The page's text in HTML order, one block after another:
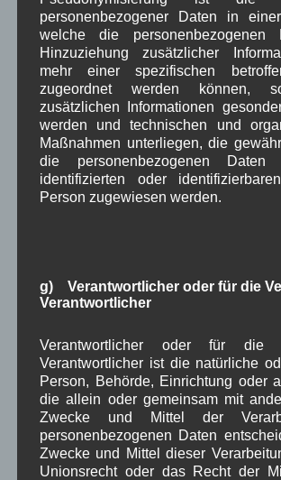
in Wallgau Dorfleben
Schlittenhunderennen
Im
vom
in Wallgau,Pressespiegel
Internationales
Schlittenhunderennen
Auch
hofft
personenbezogener Daten in
welche die personenbezogenen
Hinzuziehung zusätzlicher
mehr einer spezifischen
zugeordnet werden können,
zusätzlichen Informationen
werden und technischen und
Maßnahmen unterliegen, die
die personenbezogenen
identifizierten oder
Person zugewiesen werden.
g) Verantwortlicher oder für die
Verantwortlicher
Verantwortlicher oder für die
Verantwortlicher ist die natürliche
Person, Behörde, Einrichtung oder
die allein oder gemeinsam mit
Zwecke und Mittel der
personenbezogenen Daten
Zwecke und Mittel dieser
Unionsrecht oder das Recht der